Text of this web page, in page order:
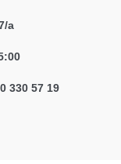
a
330 57 19